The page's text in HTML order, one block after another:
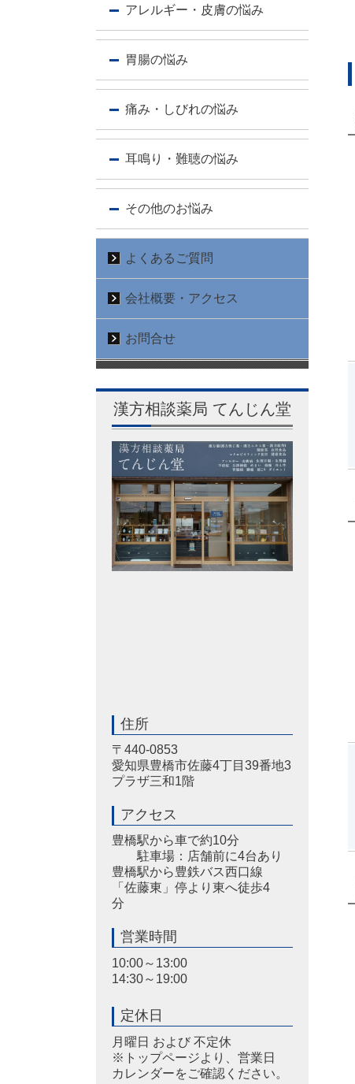
アレルギー・皮膚の悩み
胃腸の悩み
痛み・しびれの悩み
耳鳴り・難聴の悩み
その他のお悩み
よくあるご質問
会社概要・アクセス
お問合せ
漢方相談薬局 てんじん堂
住所
〒440-0853
愛知県豊橋市佐藤4丁目39番地3
プラザ三和1階
アクセス
豊橋駅から車で約10分
駐車場：店舗前に4台あり
豊橋駅から豊鉄バス西口線
「佐藤東」停より東へ徒歩4
分
営業時間
10:00～13:00
14:30～19:00
定休日
月曜日 および 不定休
※トップページより、営業日
カレンダーをご確認ください。